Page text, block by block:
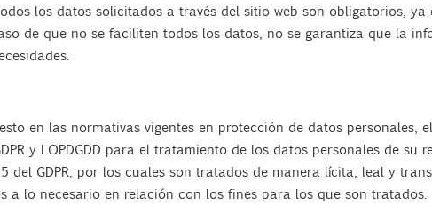
todos los datos solicitados a través del sitio web son obligatorios,
de que no se faciliten todos los datos, no se garantiza que la
en las normativas vigentes en protección de datos personales, el
y LOPDGDD para el tratamiento de los datos personales de su
del GDPR, por los cuales son tratados de manera lícita, leal y
a lo necesario en relación con los fines para los que son tratados.